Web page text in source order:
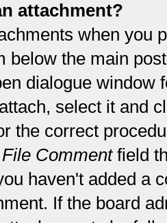
attachment?
when you
below the main
dialogue window
select it and
the correct
File Commentfield
haven't added a
If the board